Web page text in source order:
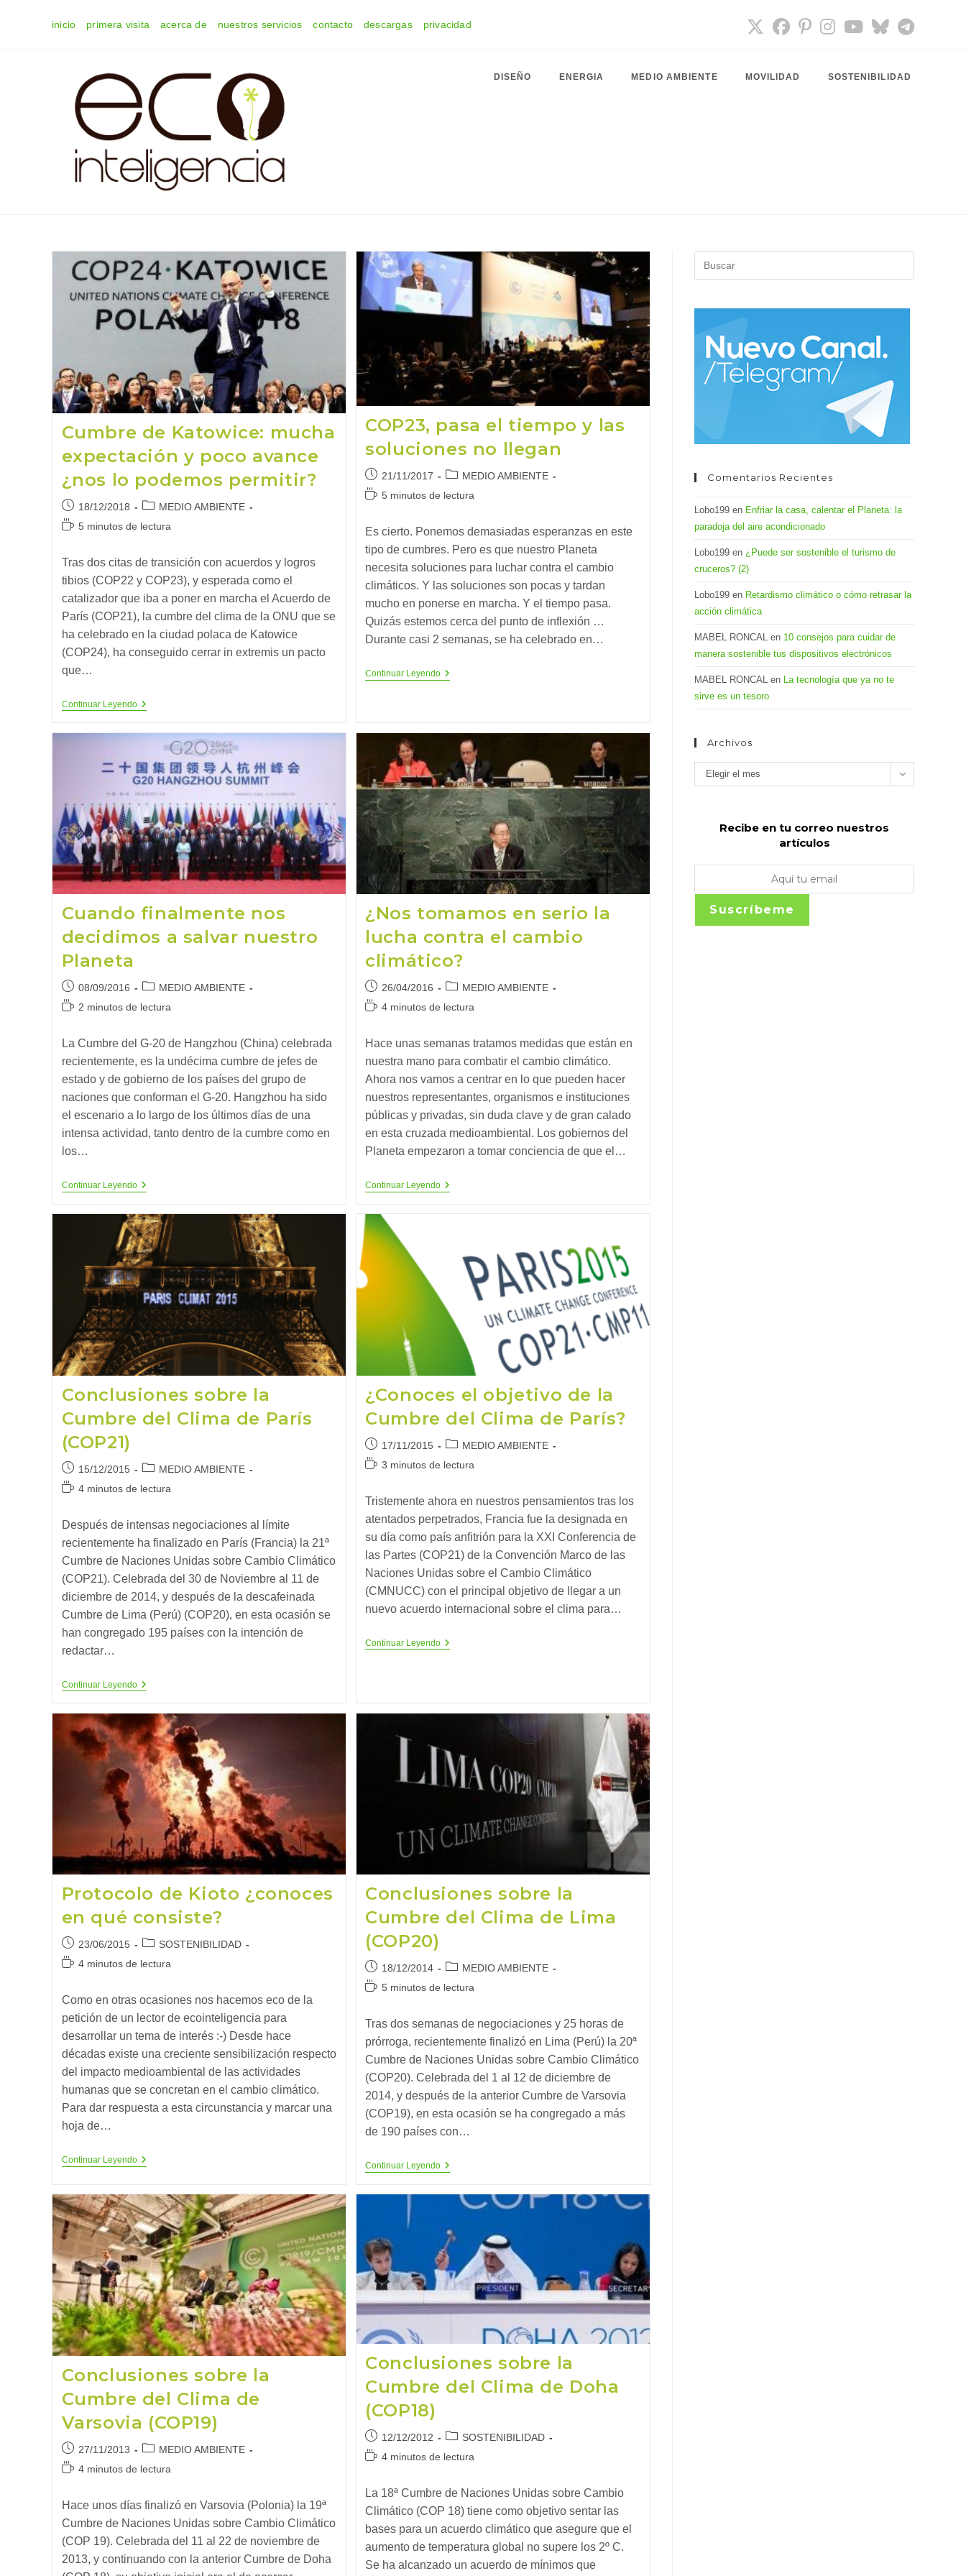
inicio primera visita acerca de nuestros servicios contacto descargas privacidad
DISEÑO ENERGIA MEDIO AMBIENTE MOVILIDAD SOSTENIBILIDAD
Cumbre de Katowice: mucha
expectación y poco avance
¿nos lo podemos permitir?
Publicación
de
18/12/2018
Categoría
de
MEDIO AMBIENTE
Tiempo5 minutos de lectura
Tras dos citas de transición con acuerdos y logros
tibios (COP22 y COP23), y esperada como el
catalizador que iba a poner en marcha el Acuerdo de
París (COP21), la cumbre del clima de la ONU que se
ha celebrado en la ciudad polaca de Katowice
(COP24), ha conseguido cerrar in extremis un pacto
que…
Continuar LeyendoCumbre
Mucha
Expectación
Y
Poco
Avance
¿nos
Lo
Podemos
Permitir?
COP23, pasa el tiempo y las
soluciones no llegan
Publicación
de
21/11/2017
Categoría
de
MEDIO AMBIENTE
Tiempo5 minutos de lectura
Es cierto. Ponemos demasiadas esperanzas en este
tipo de cumbres. Pero es que nuestro Planeta
necesita soluciones para luchar contra el cambio
climáticos. Y las soluciones son pocas y tardan
mucho en ponerse en marcha. Y el tiempo pasa.
Quizás estemos cerca del punto de inflexión …
Durante casi 2 semanas, se ha celebrado en…
Continuar LeyendoCOP23,
Las
Soluciones
Llegan
Cuando finalmente nos
decidimos a salvar nuestro
Planeta
Publicación
de
08/09/2016
Categoría
de
MEDIO AMBIENTE
Tiempo2 minutos de lectura
La Cumbre del G-20 de Hangzhou (China) celebrada
recientemente, es la undécima cumbre de jefes de
estado y de gobierno de los países del grupo de
naciones que conforman el G-20. Hangzhou ha sido
el escenario a lo largo de los últimos días de una
intensa actividad, tanto dentro de la cumbre como en
los…
Continuar LeyendoCuando
Decidimos
A
Salvar
Nuestro
Planeta
¿Nos tomamos en serio la
lucha contra el cambio
climático?
Publicación
de
26/04/2016
Categoría
de
MEDIO AMBIENTE
Tiempo4 minutos de lectura
Hace unas semanas tratamos medidas que están en
nuestra mano para combatir el cambio climático.
Ahora nos vamos a centrar en lo que pueden hacer
nuestros representantes, organismos e instituciones
públicas y privadas, sin duda clave y de gran calado
en esta cruzada medioambiental. Los gobiernos del
Planeta empezaron a tomar conciencia de que el…
Continuar Leyendo¿Nos
Contra
Cambio
Climático?
Conclusiones sobre la
Cumbre del Clima de París
(COP21)
Publicación
de
15/12/2015
Categoría
de
MEDIO AMBIENTE
Tiempo4 minutos de lectura
Después de intensas negociaciones al límite
recientemente ha finalizado en París (Francia) la 21ª
Cumbre de Naciones Unidas sobre Cambio Climático
(COP21). Celebrada del 30 de Noviembre al 11 de
diciembre de 2014, y después de la descafeinada
Cumbre de Lima (Perú) (COP20), en esta ocasión se
han congregado 195 países con la intención de
redactar…
Continuar LeyendoConclusiones
Cumbre
Del
Clima
De
París
(COP21)
¿Conoces el objetivo de la
Cumbre del Clima de París?
Publicación
de
17/11/2015
Categoría
de
MEDIO AMBIENTE
Tiempo3 minutos de lectura
Tristemente ahora en nuestros pensamientos tras los
atentados perpetrados, Francia fue la designada en
su día como país anfitrión para la XXI Conferencia de
las Partes (COP21) de la Convención Marco de las
Naciones Unidas sobre el Cambio Climático
(CMNUCC) con el principal objetivo de llegar a un
nuevo acuerdo internacional sobre el clima para…
Continuar Leyendo¿Conoces
Del
París?
Protocolo de Kioto ¿conoces
en qué consiste?
Publicación
de
23/06/2015
Categoría
de
SOSTENIBILIDAD
Tiempo4 minutos de lectura
Como en otras ocasiones nos hacemos eco de la
petición de un lector de ecointeligencia para
desarrollar un tema de interés :-) Desde hace
décadas existe una creciente sensibilización respecto
del impacto medioambiental de las actividades
humanas que se concretan en el cambio climático.
Para dar respuesta a esta circunstancia y marcar una
hoja de…
Continuar LeyendoProtocolo
¿conoces
En
Qué
Consiste?
Conclusiones sobre la
Cumbre del Clima de Lima
(COP20)
Publicación
de
18/12/2014
Categoría
de
MEDIO AMBIENTE
Tiempo5 minutos de lectura
Tras dos semanas de negociaciones y 25 horas de
prórroga, recientemente finalizó en Lima (Perú) la 20ª
Cumbre de Naciones Unidas sobre Cambio Climático
(COP20). Celebrada del 1 al 12 de diciembre de
2014, y después de la anterior Cumbre de Varsovia
(COP19), en esta ocasión se ha congregado a más
de 190 países con…
Continuar LeyendoConclusiones
Cumbre
De
Lima
(COP20)
Conclusiones sobre la
Cumbre del Clima de
Varsovia (COP19)
Publicación
de
27/11/2013
Categoría
de
MEDIO AMBIENTE
Tiempo4 minutos de lectura
Hace unos días finalizó en Varsovia (Polonia) la 19ª
Cumbre de Naciones Unidas sobre Cambio Climático
(COP 19). Celebrada del 11 al 22 de noviembre de
2013, y continuando con la anterior Cumbre de Doha
Conclusiones sobre la
Cumbre del Clima de Doha
(COP18)
Publicación
de
12/12/2012
Categoría
de
SOSTENIBILIDAD
Tiempo
lectura:
4 minutos de lectura
La 18ª Cumbre de Naciones Unidas sobre Cambio
Climático (COP 18) tiene como objetivo sentar las
bases para un acuerdo climático que asegure que el
aumento de temperatura global no supere los 2º C.
Se ha alcanzado un acuerdo de mínimos que
Escape
Comentarios Recientes
Lobo199 en Enfriar la casa, calentar el Planeta: la
paradoja del aire acondicionado
Lobo199 en ¿Puede ser sostenible el turismo de
cruceros? (2)
Lobo199 en Retardismo climático o cómo retrasar la
acción climática
MABEL RONCAL en 10 consejos para cuidar de
manera sostenible tus dispositivos electrónicos
MABEL RONCAL en La tecnología que ya no te
sirve es un tesoro
Archivos
Archivos
Elegir el mes
Recibe en tu correo nuestros
artículos
Suscríbeme